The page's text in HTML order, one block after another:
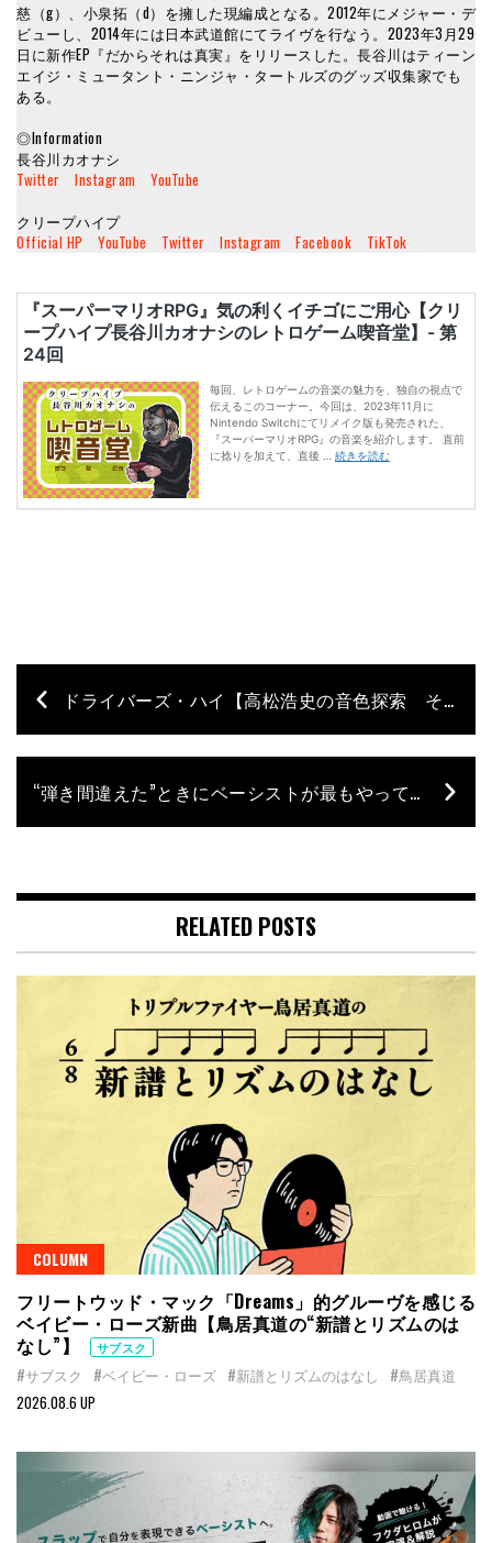
慈（g）、小泉拓（d）を擁した現編成となる。2012年にメジャー・デ
ビューし、2014年には日本武道館にてライヴを行なう。2023年3月29
日に新作EP『だからそれは真実』をリリースした。長谷川はティーン
エイジ・ミュータント・ニンジャ・タートルズのグッズ収集家でも
ある。
◎Information
長谷川カオナシ
Twitter
Instagram
YouTube
クリープハイプ
Official HP
YouTube Twitter Instagram Facebook TikTok
ドライバーズ・ハイ【高松浩史の音色探索 その箱の中は地獄より深い】– 第10回
“弾き間違えた”ときにベーシストが最もやってはいけないこと【石村順の低音よろず相談所】第131回
RELATED POSTS
COLUMN
フリートウッド・マック「Dreams」的グルーヴを感じる
ベイビー・ローズ新曲【鳥居真道の“新譜とリズムのは
なし”】
サブスク
#サブスク #ベイビー・ローズ #新譜とリズムのはなし
#鳥居真道
2026.08.6 UP